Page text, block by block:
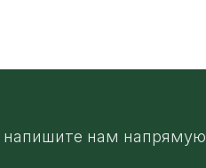
напишите нам напрямую